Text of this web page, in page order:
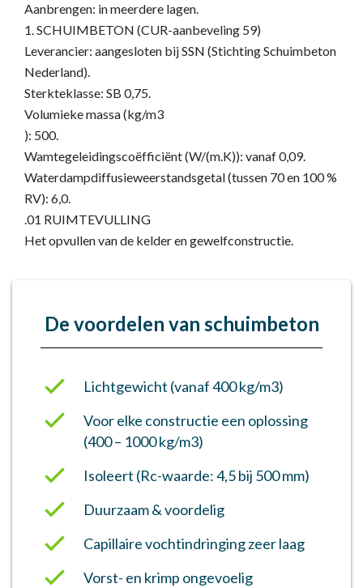
Aanbrengen: in meerdere lagen.
1. SCHUIMBETON (CUR-aanbeveling 59)
Leverancier: aangesloten bij SSN (Stichting Schuimbeton
Nederland).
Sterkteklasse: SB 0,75.
Volumieke massa (kg/m3
): 500.
Wamtegeleidingscoëfficiënt (W/(m.K)): vanaf 0,09.
Waterdampdiffusieweerstandsgetal (tussen 70 en 100 %
RV): 6,0.
.01 RUIMTEVULLING
Het opvullen van de kelder en gewelfconstructie.
De voordelen van schuimbeton
Lichtgewicht (vanaf 400 kg/m3)
Voor elke constructie een oplossing
(400 – 1000 kg/m3)
Isoleert (Rc-waarde: 4,5 bij 500 mm)
Duurzaam & voordelig
Capillaire vochtindringing zeer laag
Vorst- en krimp ongevoelig